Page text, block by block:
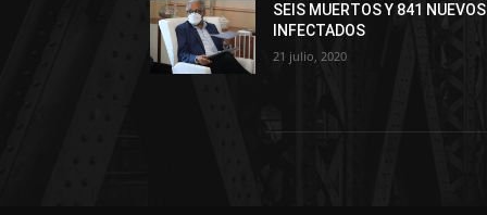
SEIS MUERTOS Y 841 NUEVOS
INFECTADOS
21 julio, 2020